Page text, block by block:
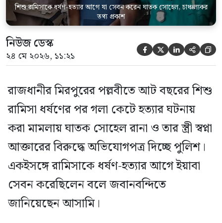
শিশু রামিসাকে ধর্ষণ-হত্যার আগে যা সেবন করেন ঘাতক সোহেল, চাঞ্চল্যকর
তথ্য প্রকাশ
নিউজ ডেস্ক
২৪ মে ২০২৬, ১১:২১     
রাজধানীর মিরপুরের পল্লবীতে আট বছরের শিশু
রামিসা ধর্ষণের পর গলা কেটে হত্যার ঘটনায়
করা মামলায় ঘাতক সোহেল রানা ও তার স্ত্রী স্বপ্না
আক্তারের বিরুদ্ধে অভিযোগপত্র দিচ্ছে পুলিশ।
একইসঙ্গে রামিসাকে ধর্ষণ-হত্যার আগে ইয়াবা
সেবন করেছিলেন বলে জবানবন্দিতে
জানিয়েছেন আসামি।